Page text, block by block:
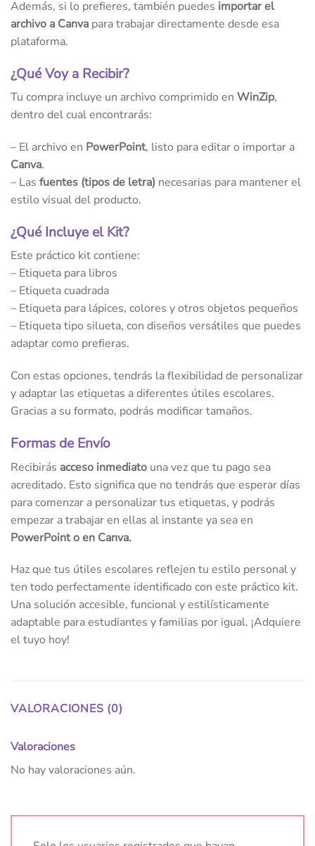
Además, si lo prefieres, también puedes importar el
archivo a Canva para trabajar directamente desde esa
plataforma.
¿Qué Voy a Recibir?
Tu compra incluye un archivo comprimido en WinZip,
dentro del cual encontrarás:
– El archivo en PowerPoint, listo para editar o importar a
Canva.
– Las fuentes (tipos de letra) necesarias para mantener el
estilo visual del producto.
¿Qué Incluye el Kit?
Este práctico kit contiene:
– Etiqueta para libros
– Etiqueta cuadrada
– Etiqueta para lápices, colores y otros objetos pequeños
– Etiqueta tipo silueta, con diseños versátiles que puedes
adaptar como prefieras.
Con estas opciones, tendrás la flexibilidad de personalizar
y adaptar las etiquetas a diferentes útiles escolares.
Gracias a su formato, podrás modificar tamaños.
Formas de Envío
Recibirás acceso inmediato una vez que tu pago sea
acreditado. Esto significa que no tendrás que esperar días
para comenzar a personalizar tus etiquetas, y podrás
empezar a trabajar en ellas al instante ya sea en
PowerPoint o en Canva.
Haz que tus útiles escolares reflejen tu estilo personal y
ten todo perfectamente identificado con este práctico kit.
Una solución accesible, funcional y estilísticamente
adaptable para estudiantes y familias por igual. ¡Adquiere
el tuyo hoy!
VALORACIONES (0)
Valoraciones
No hay valoraciones aún.